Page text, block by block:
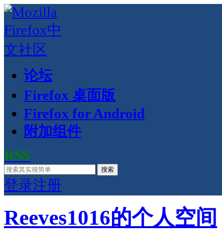
论坛
Firefox 桌面版
Firefox for Android
附加组件
RSS
搜索
登录注册
Reeves1016的个人空间